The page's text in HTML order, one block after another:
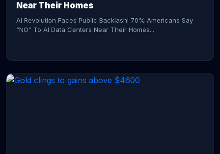
Near Their Homes
AI Revolution Faces Public Backlash! 70% Americans Say
“NO” To AI Data Centers Near Their Homes...